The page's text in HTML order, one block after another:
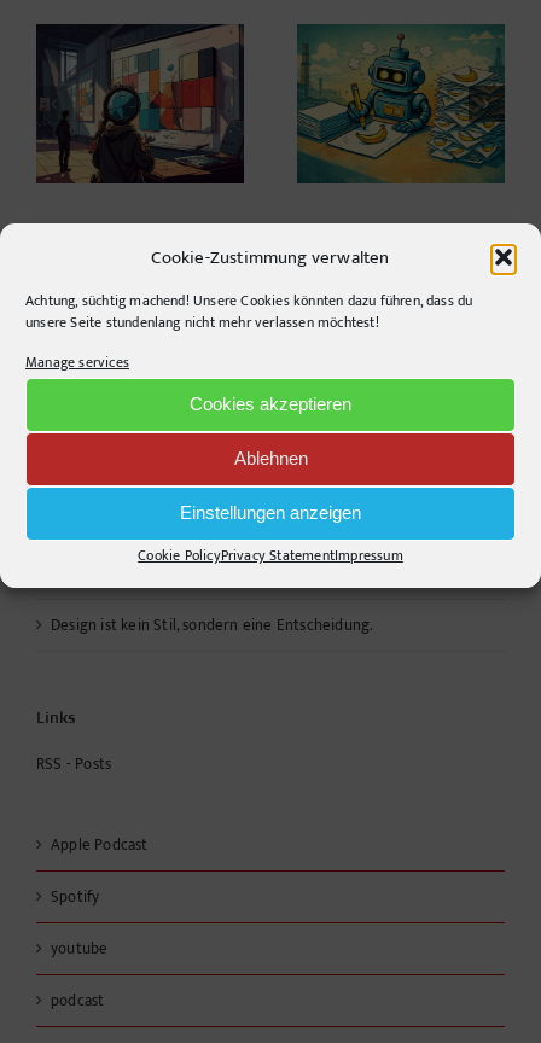
Cookie-Zustimmung verwalten
Achtung, süchtig machend! Unsere Cookies könnten dazu führen, dass du
unsere Seite stundenlang nicht mehr verlassen möchtest!
Manage services
Cookies akzeptieren
Ablehnen
Einstellungen anzeigen
Cookie PolicyPrivacy StatementImpressum
PaperBanana:
Automated scientific
illustrations –
opportunities, risks,
biases
Your Login, Your
Style
Design Study: An open idea to combat rising heat
Warum die Energiewende auf dem Acker nicht im Motorraum
Design ist kein Stil, sondern eine Entscheidung.
Links
RSS - Posts
Apple Podcast
Spotify
youtube
podcast